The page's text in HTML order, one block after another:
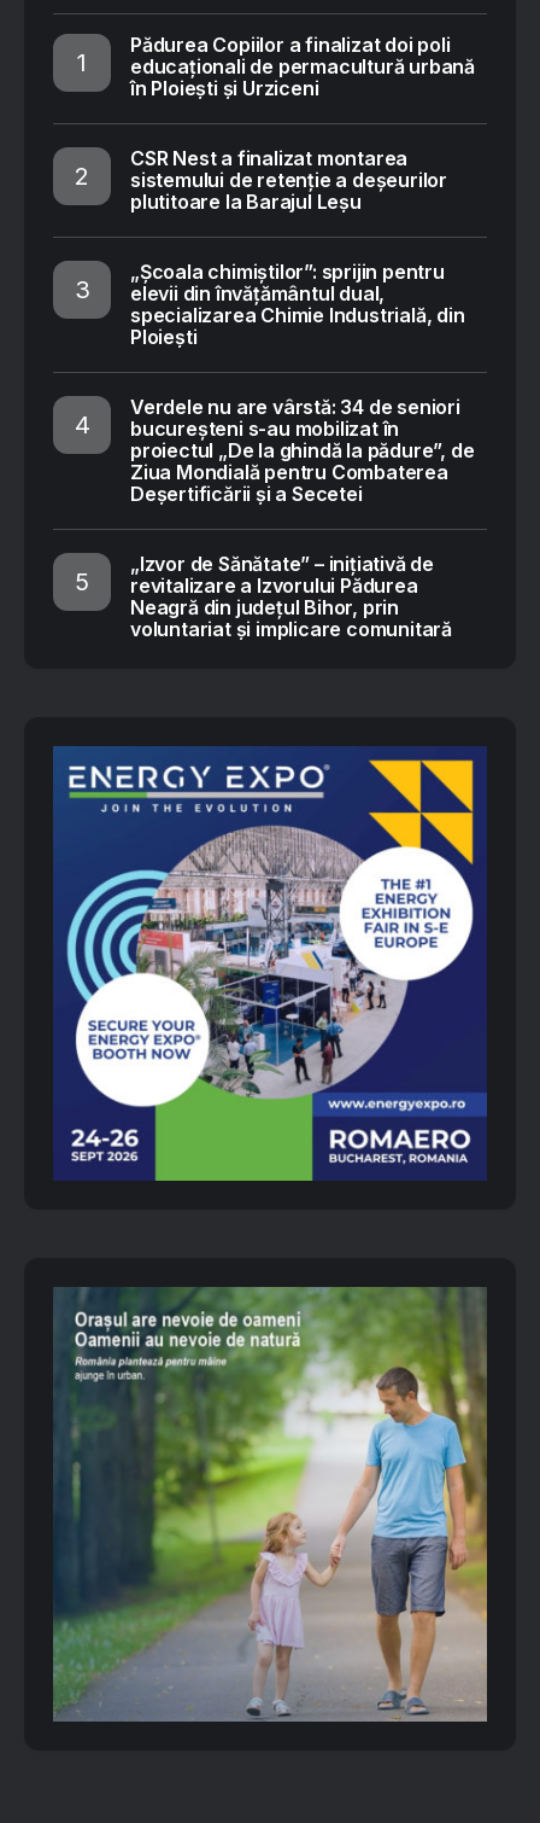
Pădurea Copiilor a finalizat doi poli
educaționali de permacultură urbană
în Ploiești și Urziceni
CSR Nest a finalizat montarea
sistemului de retenție a deșeurilor
plutitoare la Barajul Leșu
„Școala chimiștilor”: sprijin pentru
elevii din învățământul dual,
specializarea Chimie Industrială, din
Ploiești
Verdele nu are vârstă: 34 de seniori
bucureșteni s-au mobilizat în
proiectul „De la ghindă la pădure”, de
Ziua Mondială pentru Combaterea
Deșertificării și a Secetei
„Izvor de Sănătate” – inițiativă de
revitalizare a Izvorului Pădurea
Neagră din județul Bihor, prin
voluntariat și implicare comunitară